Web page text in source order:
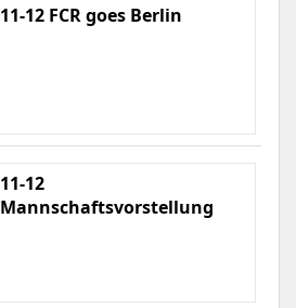
11-12 FCR goes Berlin
11-12
Mannschaftsvorstellung